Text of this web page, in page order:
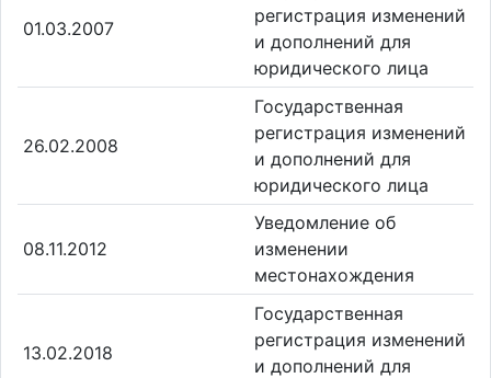
01.03.2007
регистрация изменений
и дополнений для
юридического лица
26.02.2008
Государственная
регистрация изменений
и дополнений для
юридического лица
08.11.2012
Уведомление об
изменении
местонахождения
13.02.2018
Государственная
регистрация изменений
и дополнений для